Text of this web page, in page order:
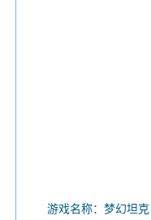
游戏名称：梦幻坦克